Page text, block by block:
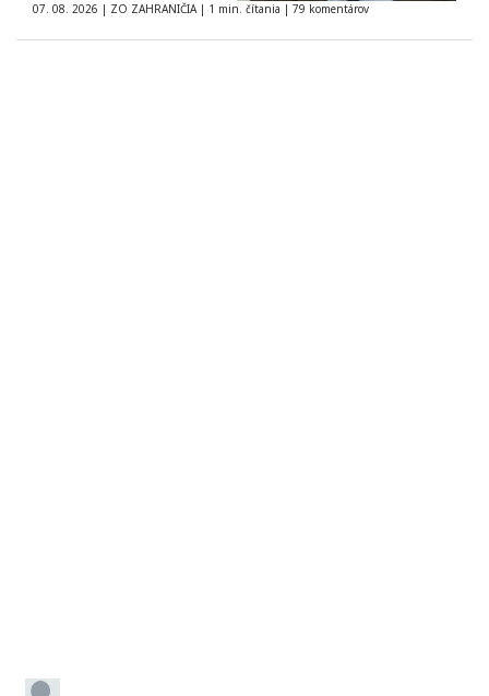
07. 08. 2026 | ZO ZAHRANIČIA | 1 min. čítania | 79 komentárov